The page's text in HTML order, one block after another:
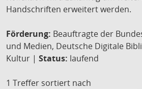
Handschriften erweitert werden.
Förderung: Beauftragte der
und Medien, Deutsche Digitale
Kultur | Status: laufend
1 Treffer sortiert nach